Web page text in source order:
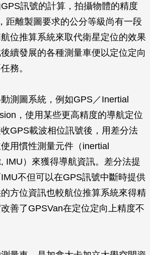
訊號的計算，拍攝物體的精度
距離製圖要求的公分等級尚有一段
位推算系統來取代衛星定位的效果
續發展的各種測量車便以定位定向
務。
測圖系統，例如GPS／Inertial
，使用某些更高精度的導航定位
GPS載波相位訊號後，用差分法
用慣性測量元件（inertial
IMU）來獲得導航資訊。差分法提
不但可以在GPS訊號中斷時提供
方位資訊也較航位推算系統來得精
善了GPSVan在定位定向上精度不